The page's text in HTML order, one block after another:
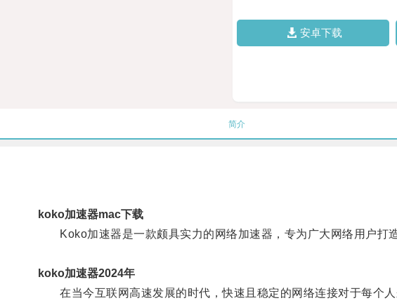
安卓下载
简介
koko加速器mac下载
Koko加速器是一款颇具实力的网络加速器，专为广大网络用户打造
koko加速器2024年
在当今互联网高速发展的时代，快速且稳定的网络连接对于每个人